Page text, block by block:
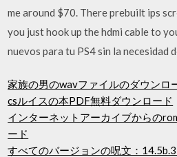
me around $70. There prebuilt ips
you just hook up the hdmi cable to
nuevos para tu PS4 sin la necesidad
家族の男のwavファイルのダウンロ
csルイスの本PDF無料ダウンロード
インターネットアーカイブからの
ード
すべてのバージョンの呪文：